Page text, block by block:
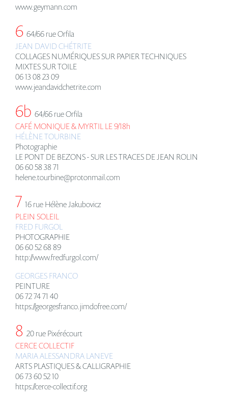
www.geymann.com
6 64/66 rue Orfila
JEAN DAVID CHÉTRITE
COLLAGES NUMÉRIQUES SUR PAPIER TECHNIQUES
MIXTES SUR TOILE
06 13 08 23 09
www.jeandavidchetrite.com
6b 64/66 rue Orfila
CAFÉ MONIQUE & MYRTIL LE 9/18h
HÉLÈNE TOURBINE
Photographie
LE PONT DE BEZONS - SUR LES TRACES DE JEAN ROLIN
06 60 58 38 71
helene.tourbine@protonmail.com
7 16 rue Hélène Jakubovicz
PLEIN SOLEIL
FRED FURGOL
PHOTOGRAPHIE
06 60 52 68 89
http://www.fredfurgol.com/
GEORGES FRANCO
PEINTURE
06 72 74 71 40
https://georgesfranco.jimdofree.com/
8 20 rue Pixérécourt
CERCE COLLECTIF
MARIA ALESSANDRA LANEVE
ARTS PLASTIQUES & CALLIGRAPHIE
06 73 60 52 10
https://cerce-collectif.org